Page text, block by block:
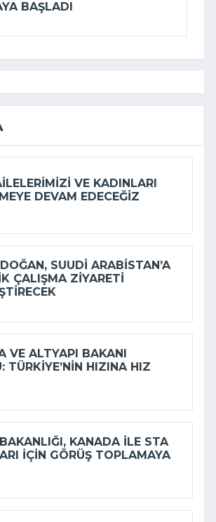
BAŞLADI
VE KADINLARI
DEVAM EDECEĞIZ
SUUDI ARABISTAN’A
ÇALIŞMA ZIYARETI
VE ALTYAPI BAKANI
TÜRKIYE’NIN HIZINA HIZ
KANADA ILE STA
IÇIN GÖRÜŞ TOPLAMAYA